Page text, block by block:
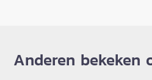
Anderen bekeken